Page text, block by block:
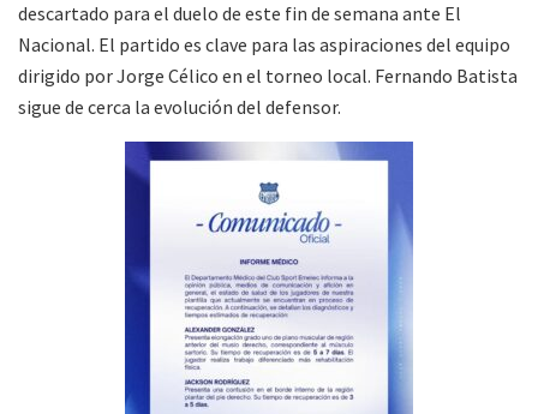
descartado para el duelo de este fin de semana ante El
Nacional. El partido es clave para las aspiraciones del equipo
dirigido por Jorge Célico en el torneo local. Fernando Batista
sigue de cerca la evolución del defensor.